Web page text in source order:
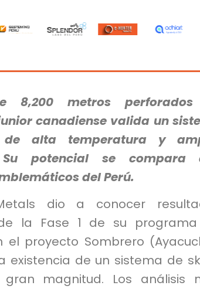
8,200 metros
canadiense valida un
de alta temperatura y
Su potencial se compara
del Perú.
dio a conocer
la Fase 1 de su
el proyecto Sombrero
existencia de un sistema de
magnitud. Los análisis